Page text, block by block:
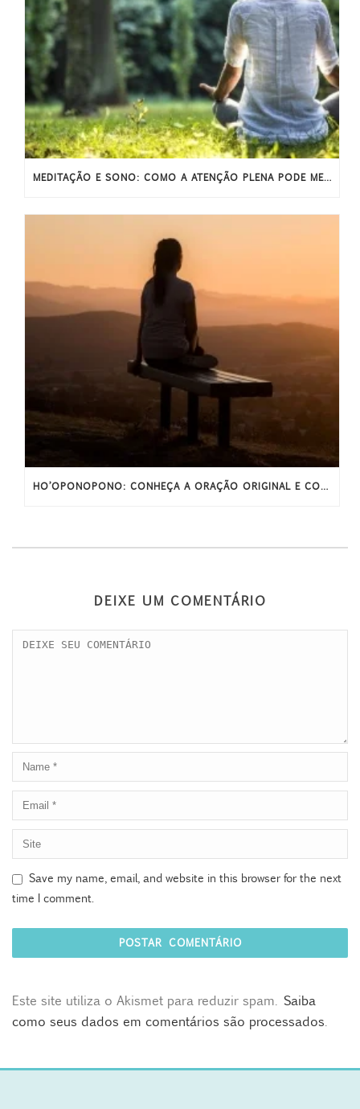
MEDITAÇÃO E SONO: COMO A ATENÇÃO PLENA PODE MELHORAR O SONO
HO’OPONOPONO: CONHEÇA A ORAÇÃO ORIGINAL E COMPLETA
DEIXE UM COMENTÁRIO
Save my name, email, and website in this browser for the next
time I comment.
Este site utiliza o Akismet para reduzir spam. Saiba
como seus dados em comentários são processados.